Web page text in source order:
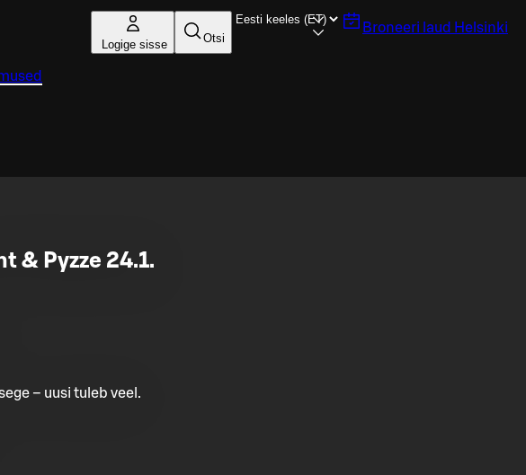
Logige sisse Otsi
Broneeri laud Helsinki
& Pyzze 24.1.
– uusi tuleb veel.